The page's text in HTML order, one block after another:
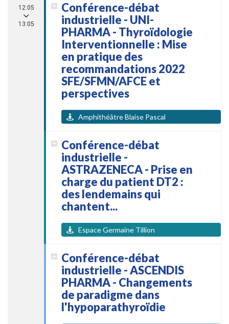
12:05
13:05
Conférence-débat
industrielle - UNI-
PHARMA - Thyroïdologie
Interventionnelle : Mise
en pratique des
recommandations 2022
SFE/SFMN/AFCE et
perspectives
Amphithéâtre Blaise Pascal
Conférence-débat
industrielle -
ASTRAZENECA - Prise en
charge du patient DT2 :
des lendemains qui
chantent...
Espace Germaine Tillion
Conférence-débat
industrielle - ASCENDIS
PHARMA - Changements
de paradigme dans
l'hypoparathyroïdie